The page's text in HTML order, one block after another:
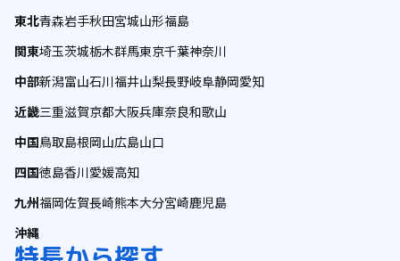
東北青森岩手秋田宮城山形福島
関東埼玉茨城栃木群馬東京千葉神奈川
中部新潟富山石川福井山梨長野岐阜静岡愛知
近畿三重滋賀京都大阪兵庫奈良和歌山
中国鳥取島根岡山広島山口
四国徳島香川愛媛高知
九州福岡佐賀長崎熊本大分宮崎鹿児島
沖縄